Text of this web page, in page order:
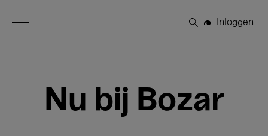
Open Menu
Zoeken
Inloggen
Nu bij Bozar